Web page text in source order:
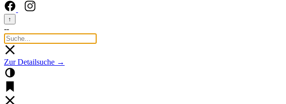
↑
--
Zur Detailsuche →